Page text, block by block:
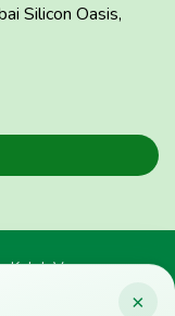
×
Silicon Oasis,
Kulak Ver